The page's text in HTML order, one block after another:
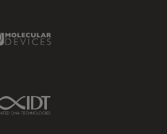
Molecular Devices Link
IDT Link